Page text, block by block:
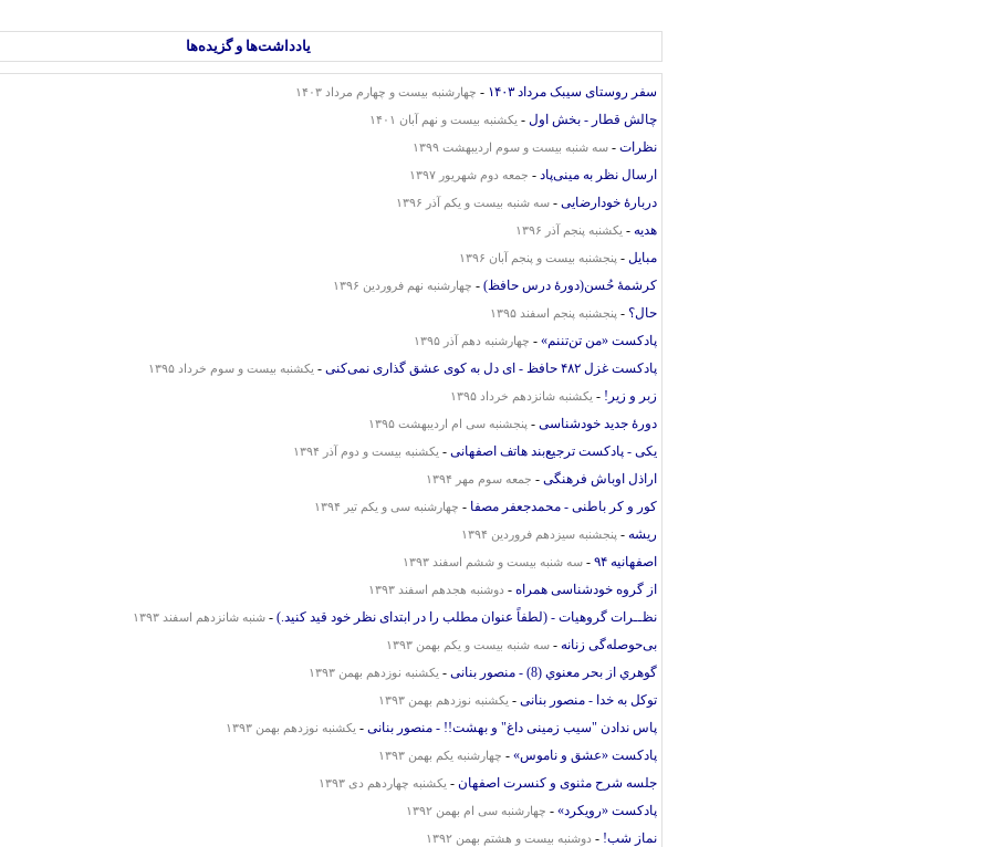
یادداشت‌‌ها و گزیده‌ها
سفر روستای سیبک مرداد ۱۴۰۳ - چهارشنبه بیست و چهارم مرداد ۱۴۰۳
چالش قطار - بخش اول - یکشنبه بیست و نهم آبان ۱۴۰۱
نظرات - سه شنبه بیست و سوم اردیبهشت ۱۳۹۹
ارسال نظر به مینی‌پاد - جمعه دوم شهریور ۱۳۹۷
دربارهٔ خودارضایی - سه شنبه بیست و یکم آذر ۱۳۹۶
هدیه - یکشنبه پنجم آذر ۱۳۹۶
مبایل - پنجشنبه بیست و پنجم آبان ۱۳۹۶
کرشمهٔ حُسن(دورهٔ درس حافظ) - چهارشنبه نهم فروردین ۱۳۹۶
حال؟ - پنجشنبه پنجم اسفند ۱۳۹۵
پادکست «من تن‌تننم» - چهارشنبه دهم آذر ۱۳۹۵
پادکست غزل ۴۸۲ حافظ - ای دل به کوی عشق گذاری نمی‌کنی - یکشنبه بیست و سوم خرداد ۱۳۹۵
زبر و زیر! - یکشنبه شانزدهم خرداد ۱۳۹۵
دورهٔ جدید خودشناسی - پنجشنبه سی ام اردیبهشت ۱۳۹۵
یکی - پادکست ترجیع‌بند هاتف اصفهانی - یکشنبه بیست و دوم آذر ۱۳۹۴
اراذل اوباش فرهنگی - جمعه سوم مهر ۱۳۹۴
کور و کر باطنی - محمدجعفر مصفا - چهارشنبه سی و یکم تیر ۱۳۹۴
ریشه - پنجشنبه سیزدهم فروردین ۱۳۹۴
اصفهانیه ۹۴ - سه شنبه بیست و ششم اسفند ۱۳۹۳
از گروه خودشناسی همراه - دوشنبه هجدهم اسفند ۱۳۹۳
نظــرات گروهیات - (لطفاً عنوان مطلب را در ابتدای نظر خود قید کنید.) - شنبه شانزدهم اسفند ۱۳۹۳
بی‌حوصله‌گی زنانه - سه شنبه بیست و یکم بهمن ۱۳۹۳
گوهري از بحر معنوي (8) - منصور بنانی - یکشنبه نوزدهم بهمن ۱۳۹۳
توکل به خدا - منصور بنانی - یکشنبه نوزدهم بهمن ۱۳۹۳
پاس ندادن "سیب زمینی داغ" و بهشت!! - منصور بنانی - یکشنبه نوزدهم بهمن ۱۳۹۳
پادکست «عشق و ناموس» - چهارشنبه یکم بهمن ۱۳۹۳
جلسه شرح مثنوی و کنسرت اصفهان - یکشنبه چهاردهم دی ۱۳۹۳
پادکست «رویکرد» - چهارشنبه سی ام بهمن ۱۳۹۲
نماز شب! - دوشنبه بیست و هشتم بهمن ۱۳۹۲